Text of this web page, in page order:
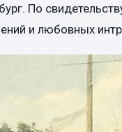
По
и любовных